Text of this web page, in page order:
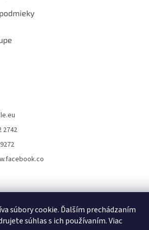
súbory cookie. Ďalším prechádzaním
súhlas s ich používaním. Viac
2742